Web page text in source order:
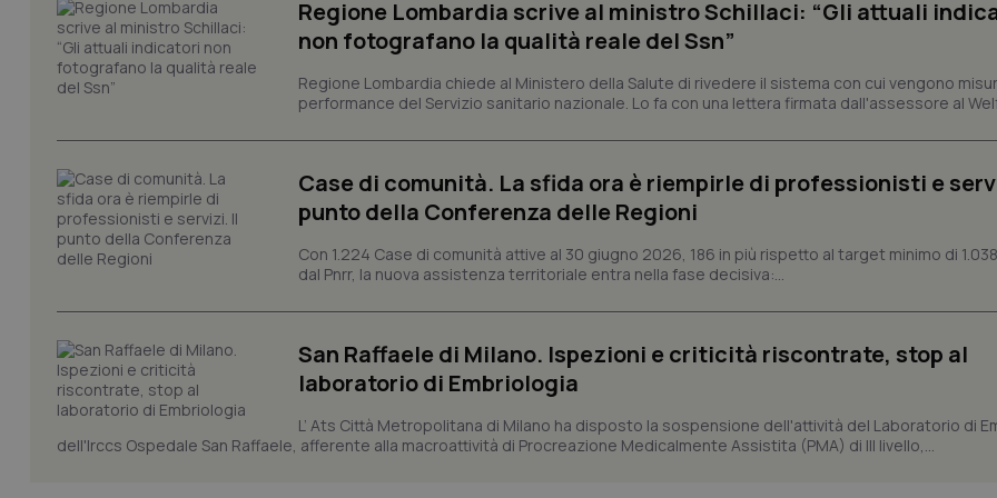
Regione Lombardia scrive al ministro Schillaci: “Gli attuali
non fotografano la qualità reale del Ssn”
Regione Lombardia chiede al Ministero della Salute di rivedere il sistema con cui vengono
performance del Servizio sanitario nazionale. Lo fa con una lettera firmata dall'assessore al
Case di comunità. La sfida ora è riempirle di professionisti e
punto della Conferenza delle Regioni
Con 1.224 Case di comunità attive al 30 giugno 2026, 186 in più rispetto al target minimo di
dal Pnrr, la nuova assistenza territoriale entra nella fase decisiva:...
San Raffaele di Milano. Ispezioni e criticità riscontrate, stop al
laboratorio di Embriologia
L’ Ats Città Metropolitana di Milano ha disposto la sospensione dell'attività del Laboratorio di
dell'Irccs Ospedale San Raffaele, afferente alla macroattività di Procreazione Medicalmente Assistita (PMA) di III livello,...
Nome
Fornitore Dominio Scadenza
Descrizione
VISITOR_PRIVACY_METADATA
YouTube
interazione con il sito. Registra i
del visitatore riguardo a varie
impostazioni sulla privacy,
www.quotidianosanita.it
settimane
Script.com per ricordare le
sui cookie dei visitatori. È
tracking-sites-ironfish-
tracking-enable
www.quotidianosanita.it
4
settimane
2 giorni
Questo cookie è impostato
abilitare il sistema di tracking
tracking-sites-ironfish-
www.quotidianosanita.it
4
2 giorni
Questo cookie è impostato
_ga
Google LLC
.quotidianosanita.it
utilizzato da Google. Questo
per distinguere utenti unici
generato in modo casuale come